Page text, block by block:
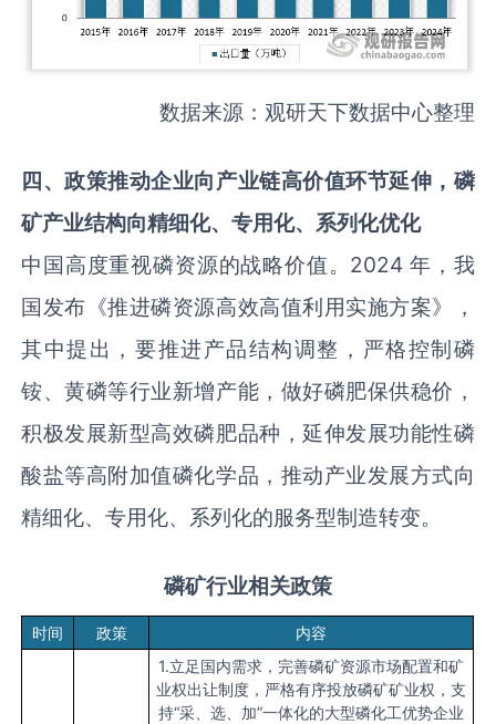
数据来源：观研天下数据中心整理
四、政策推动企业向产业链高价值环节延伸， 磷
矿产业结构向精细化、专用化、系列化优化
中国高度重视磷资源的战略价值。2024 年，我
国发布《推进磷资源高效高值利用实施方案》，
其中提出，要推进产品结构调整，严格控制磷
铵、黄磷等行业新增产能，做好磷肥保供稳价，
积极发展新型高效磷肥品种，延伸发展功能性磷
酸盐等高附加值磷化学品，推动产业发展方式向
精细化、专用化、系列化的服务型制造转变。
磷矿行业相关政策
时间 政策 内容
1.立足国内需求，完善磷矿资源市场配置和矿
业权出让制度，严格有序投放磷矿矿业权，支
持“采、选、加”一体化的大型磷化工优势企业